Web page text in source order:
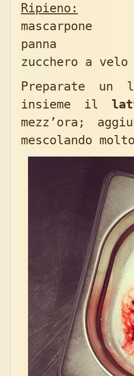
Ripieno:
zucchero
Preparate un
insieme il
mezz’ora;
mescolando